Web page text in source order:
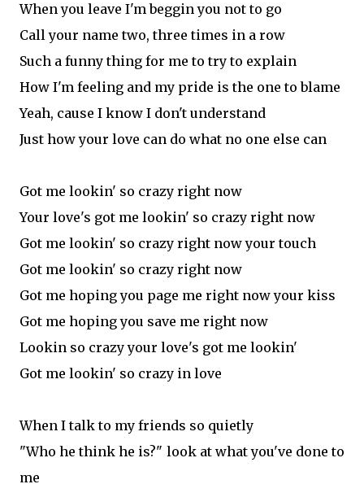
When you leave I'm beggin you not to go
Call your name two, three times in a row
Such a funny thing for me to try to explain
How I'm feeling and my pride is the one to blame
Yeah, cause I know I don't understand
Just how your love can do what no one else can
Got me lookin' so crazy right now
Your love's got me lookin' so crazy right now
Got me lookin' so crazy right now your touch
Got me lookin' so crazy right now
Got me hoping you page me right now your kiss
Got me hoping you save me right now
Lookin so crazy your love's got me lookin'
Got me lookin' so crazy in love
When I talk to my friends so quietly
"Who he think he is?" look at what you've done to
me